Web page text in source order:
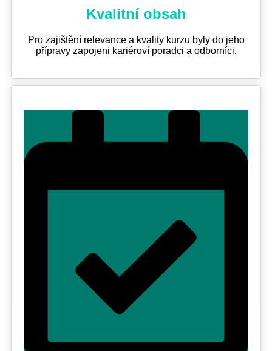
Kvalitní obsah
Pro zajištění relevance a kvality kurzu byly do jeho
přípravy zapojeni kariéroví poradci a odborníci.